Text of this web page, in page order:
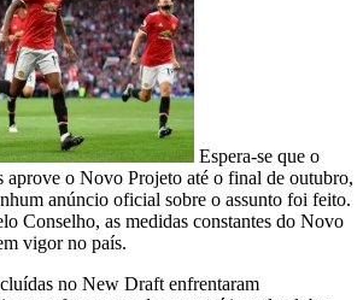
Espera-se que o
aprove o Novo Projeto até o final de outubro,
anúncio oficial sobre o assunto foi feito.
Conselho, as medidas constantes do Novo
vigor no país.
no New Draft enfrentaram